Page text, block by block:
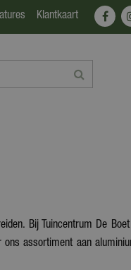
Klantkaart
Bij Tuincentrum De
assortiment aan